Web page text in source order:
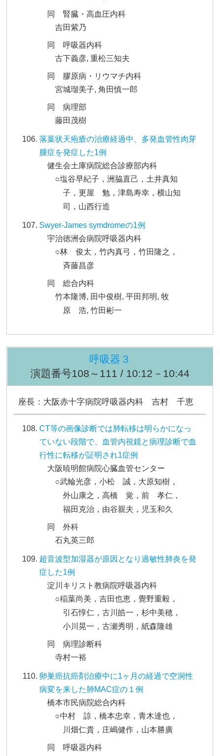
同 腎臓・高血圧内科
吉田紫乃
同 呼吸器内科
古下義彦, 重松三知夫
同 膠原病・リウマチ内科
宮城瑠美子, 角田慎一郎
同 病理部
藤田茂樹
落葉状天疱瘡の治療経過中、多発血管性肉芽
腫症を発症した1例
健生会土庫病院総合診療部内科
○塩谷早紀子，洲脇直己，土井真知
子，更屋 勉，津島寿幸，横山知
司，山西行造
Swyer-James symdromeの1例
宇治徳洲会病院呼吸器内科
○林 俊太，竹内真弓，竹田隆之，
斉藤昌彦
同 総合内科
竹本隆博, 田中俊樹, 平田邦明, 牧
原 浩, 竹田彬一
呼吸器３
演題番号108～111 / 10:12－10:44
座長：大阪赤十字病院呼吸器内科 吉村 千恵
CT等の画像診断では肺転移は明らかになっ
ていない段階で、血管内視鏡と病理診断で血
行性に転移が証明され1症例
大阪暁明館病院心臓血管センター
○武輪光彦，小松 誠，大原知樹，
外山康之，高橋 覚，前 孝仁，
福田克治，由谷親夫，児玉和久
同 外科
石丸英三郎
超音波型加湿器が原因となり過敏性肺炎を発
症した1例
淀川キリスト教病院呼吸器内科
○稲葉尚美，吉田也恵，覺野重毅，
引石惇仁，古川皓一，杉中美穂，
小川晃一，古瀬秀明，紙森隆雄
同 病理診断科
寺村一裕
卵巣癌抗癌剤治療中に1ヶ月の経過で空洞性
病変を来した肺MAC症の１例
橋本市民病院総合内科
○中村 諒，橋本忠幸，青木達也，
川畑仁貴，庄嶋健作，山本勝廣
同 呼吸器内科